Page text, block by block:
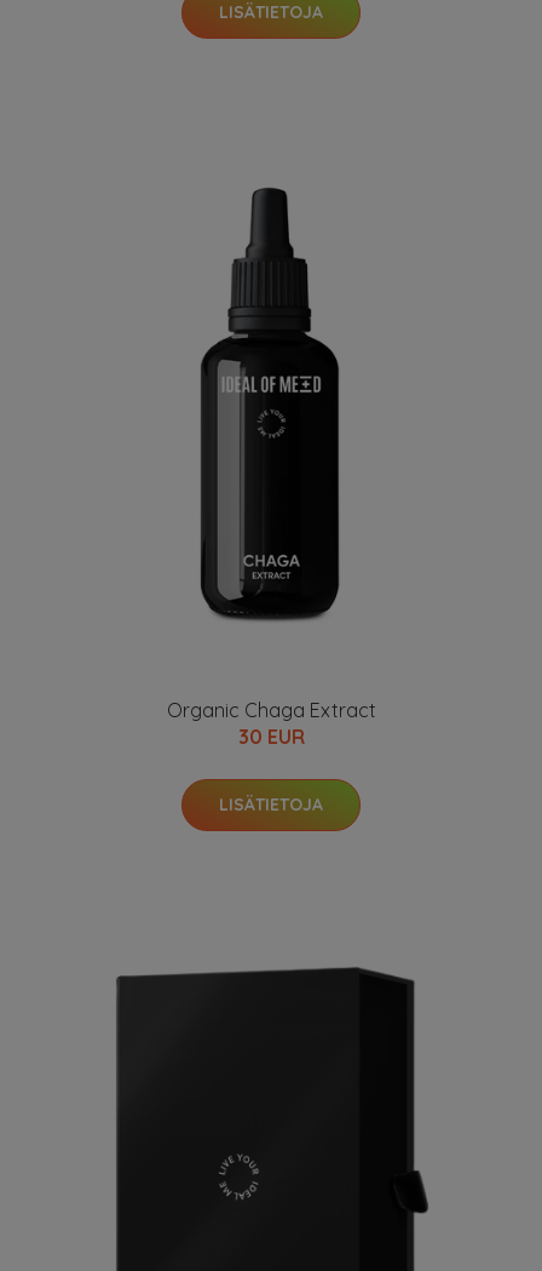
LISÄTIETOJA
Organic Chaga Extract
30 EUR
LISÄTIETOJA